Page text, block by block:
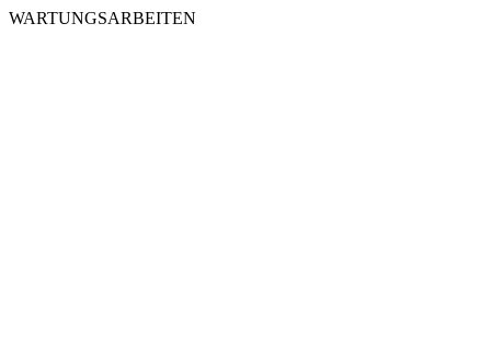
WARTUNGSARBEITEN